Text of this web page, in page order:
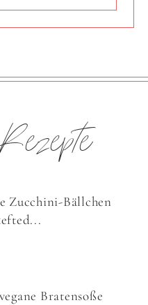
Zucchini-Bällchen
Bratensoße